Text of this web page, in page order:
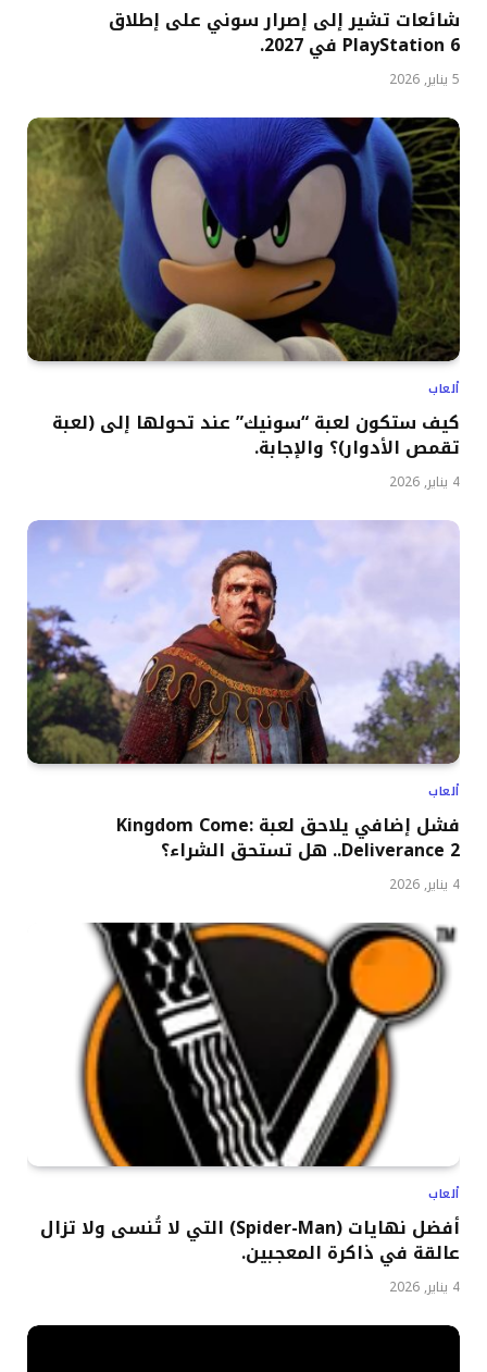
شائعات تشير إلى إصرار سوني على إطلاق
PlayStation 6 في 2027.
5 يناير, 2026
ألعاب
كيف ستكون لعبة “سونيك” عند تحولها إلى (لعبة
تقمص الأدوار)؟ والإجابة.
4 يناير, 2026
ألعاب
فشل إضافي يلاحق لعبة Kingdom Come:
Deliverance 2.. هل تستحق الشراء؟
4 يناير, 2026
ألعاب
أفضل نهايات (Spider-Man) التي لا تُنسى ولا تزال
عالقة في ذاكرة المعجبين.
4 يناير, 2026